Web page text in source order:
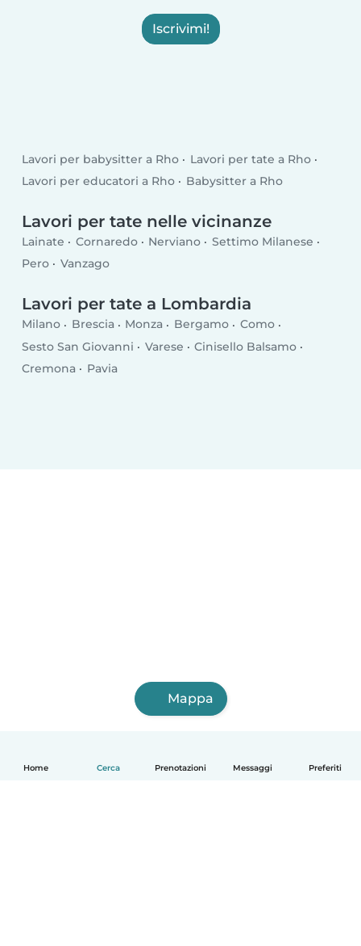
Home Cerca Prenotazioni Messaggi Preferiti
Iscrivimi!
Lavori per babysitter a Rho
Lavori per tate a Rho
Lavori per educatori a Rho
Babysitter a Rho
Lavori per tate nelle vicinanze
Lainate Cornaredo Nerviano
Settimo Milanese
Pero
Vanzago
Lavori per tate a Lombardia
Milano Brescia Monza Bergamo
Como
Sesto San Giovanni
Varese
Cinisello Balsamo
Cremona
Pavia
Mappa